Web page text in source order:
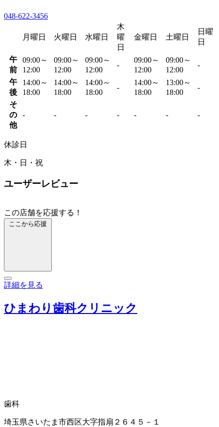
048-622-3456
月曜日 火曜日 水曜日
木
曜
日
金曜日 土曜日
日曜
日
午
前
09:00～
12:00
09:00～
12:00
09:00～
12:00
-
09:00～
12:00
09:00～
12:00
-
午
後
14:00～
18:00
14:00～
18:00
14:00～
18:00
-
14:00～
18:00
13:00～
18:00
-
そ
の
他
- - - - - - -
休診日
木・日・祝
ユーザーレビュー
この店舗を応援する！
ここから応援
詳細を見る
ひまわり歯科クリニック
歯科
埼玉県さいたま市西区大字指扇２６４５－１